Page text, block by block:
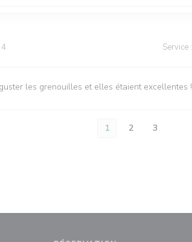
Service :
les grenouilles et elles étaient excellentes !
1 2 3